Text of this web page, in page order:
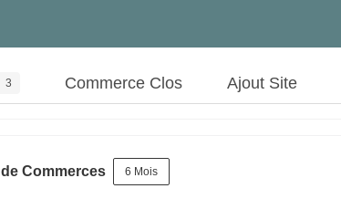
3 Commerce Clos Ajout Site
Commerces 6 Mois